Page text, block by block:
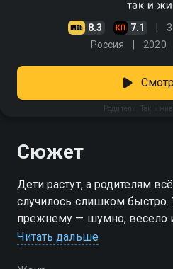
8.3 7.1
Россия 2020
Родители. Так и
Сюжет
Дети растут, а родителям
случилось слишком
прежнему — шумно, весело
Тимофей уже на пороге
Читать дальше